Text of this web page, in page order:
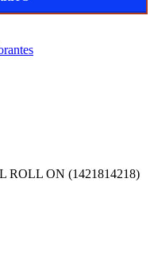
ON (1421814218)